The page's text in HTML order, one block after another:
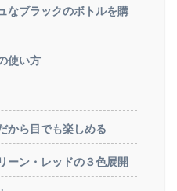
なブラックのボトルを購
使い方
から目でも楽しめる
ーン・レッドの３色展開